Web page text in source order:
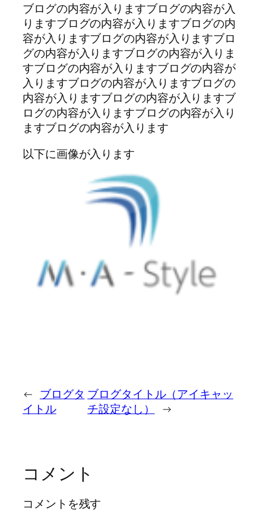
ブログの内容が入りますブログの内容が入
りますブログの内容が入りますブログの内
容が入りますブログの内容が入りますブロ
グの内容が入りますブログの内容が入りま
すブログの内容が入りますブログの内容が
入りますブログの内容が入りますブログの
内容が入りますブログの内容が入りますブ
ログの内容が入りますブログの内容が入り
ますブログの内容が入ります
以下に画像が入ります
← ブログタ
イトル
ブログタイトル（アイキャッ
チ設定なし）
→
コメント
コメントを残す